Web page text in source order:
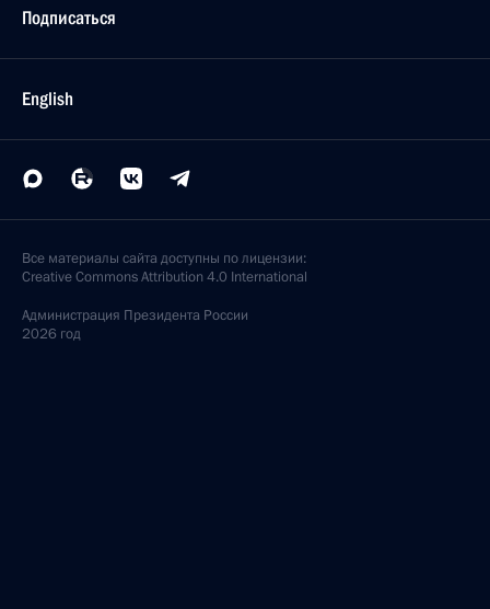
Подписаться
English
Все материалы сайта доступны по лицензии:
Creative Commons Attribution 4.0 International
Администрация Президента России
2026 год